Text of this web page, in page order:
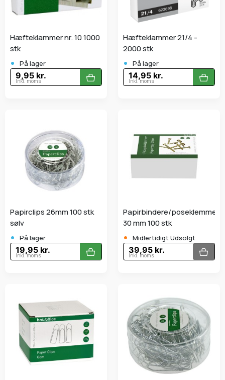
Hæfteklammer nr. 10 1000
stk
• På lager
9,95 kr.
Inkl. moms
Hæfteklammer 21/4 -
2000 stk
• På lager
14,95 kr.
Inkl. moms
Papirclips 26mm 100 stk
sølv
• På lager
19,95 kr.
Inkl. moms
Papirbindere/poseklemmer
30 mm 100 stk
• Midlertidigt Udsolgt
39,95 kr.
Inkl. moms